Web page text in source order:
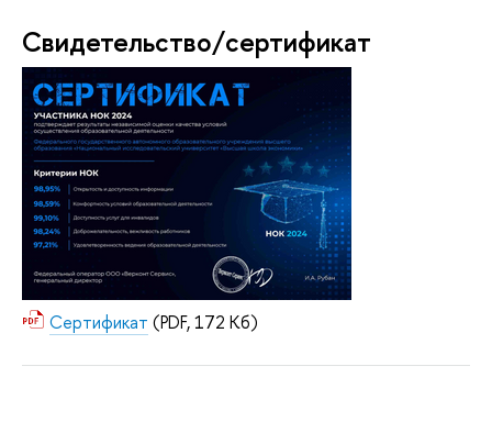
Свидетельство/сертификат
Сертификат (PDF, 172 Кб)